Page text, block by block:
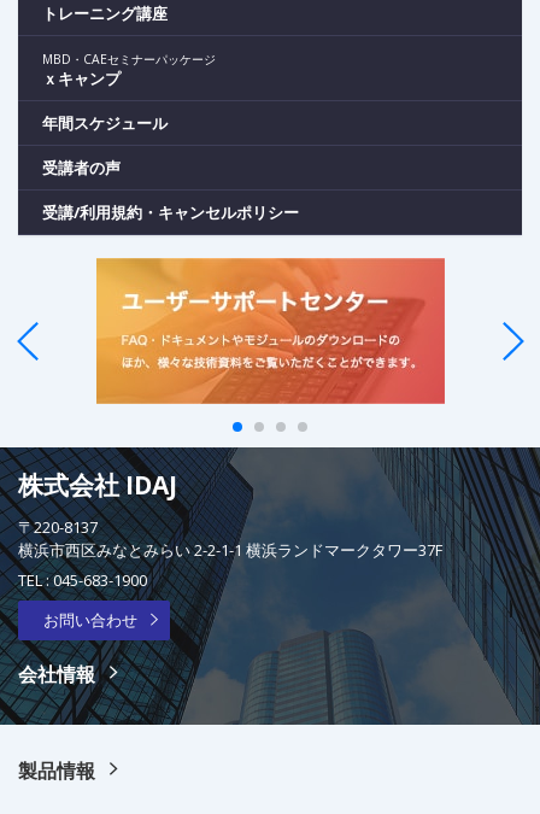
トレーニング講座
MBD・CAEセミナーパッケージ
ｘキャンプ
年間スケジュール
受講者の声
受講/利用規約・キャンセルポリシー
株式会社 IDAJ
〒220-8137
横浜市西区みなとみらい 2-2-1-1 横浜ランドマークタワー37F
TEL :045-683-1900
お問い合わせ
会社情報
製品情報